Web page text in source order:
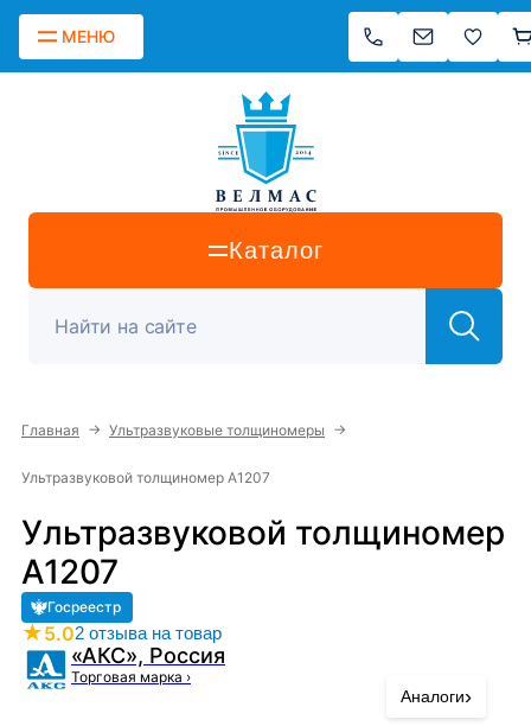
МЕНЮ
Каталог
Главная → Ультразвуковые толщиномеры →
Ультразвуковой толщиномер А1207
Ультразвуковой толщиномер
А1207
Госреестр
★5.02 отзыва на товар
«АКС», Россия
Торговая марка ›
Аналоги›